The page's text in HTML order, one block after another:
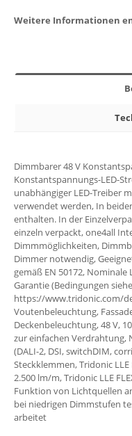
Weitere Informationen
Dimmbarer 48 V
Konstantspannungs-LED-
unabhängiger LED-Treiber
verwendet werden, In
enthalten. In der
einzeln verpackt, one4all
Dimmmöglichkeiten,
Dimmer notwendig,
gemäß EN 50172, Nominale
Garantie (Bedingungen siehe
https://www.tridonic.com/
Voutenbeleuchtung,
Deckenbeleuchtung, 48 V,
zur einfachen Verdrahtung,
(DALI-2, DSI, switchDIM,
Steckklemmen, Tridonic LLE
2.500 lm/m, Tridonic LLE
Funktion von Lichtquellen
bei niedrigen Dimmstufen
arbeitet